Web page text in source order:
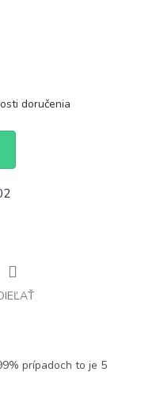
doručenia
prípadoch to je 5